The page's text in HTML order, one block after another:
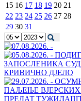
15 16 17 18 19 20 21
22 23 24 25 26 27 28
29 30 31